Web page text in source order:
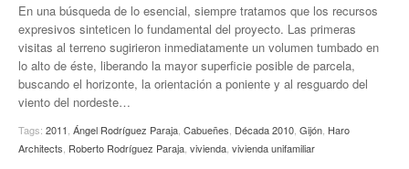
En una búsqueda de lo esencial, siempre tratamos que los recursos
expresivos sinteticen lo fundamental del proyecto. Las primeras
visitas al terreno sugirieron inmediatamente un volumen tumbado en
lo alto de éste, liberando la mayor superficie posible de parcela,
buscando el horizonte, la orientación a poniente y al resguardo del
viento del nordeste…
Tags: 2011 Ángel Rodríguez Paraja Cabueñes Década 2010 Gijón Haro
Architects Roberto Rodríguez Paraja vivienda vivienda unifamiliar